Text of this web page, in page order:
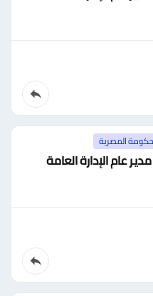
المصرية
عام الإدارة العامة